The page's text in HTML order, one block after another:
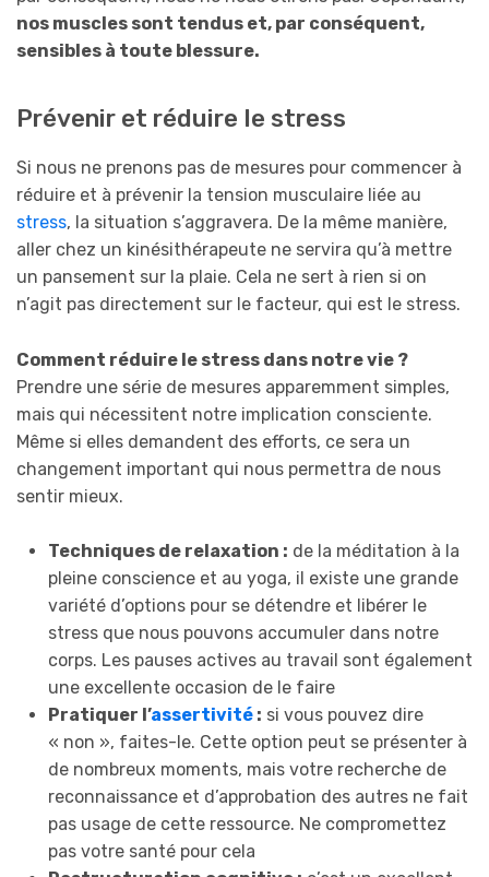
nos muscles sont tendus et, par conséquent,
sensibles à toute blessure.
Prévenir et réduire le stress
Si nous ne prenons pas de mesures pour commencer à
réduire et à prévenir la tension musculaire liée au
stress, la situation s’aggravera. De la même manière,
aller chez un kinésithérapeute ne servira qu’à mettre
un pansement sur la plaie. Cela ne sert à rien si on
n’agit pas directement sur le facteur, qui est le stress.
Comment réduire le stress dans notre vie ?
Prendre une série de mesures apparemment simples,
mais qui nécessitent notre implication consciente.
Même si elles demandent des efforts, ce sera un
changement important qui nous permettra de nous
sentir mieux.
Techniques de relaxation : de la méditation à la
pleine conscience et au yoga, il existe une grande
variété d’options pour se détendre et libérer le
stress que nous pouvons accumuler dans notre
corps. Les pauses actives au travail sont également
une excellente occasion de le faire
Pratiquer l’assertivité: si vous pouvez dire
« non », faites-le. Cette option peut se présenter à
de nombreux moments, mais votre recherche de
reconnaissance et d’approbation des autres ne fait
pas usage de cette ressource. Ne compromettez
pas votre santé pour cela